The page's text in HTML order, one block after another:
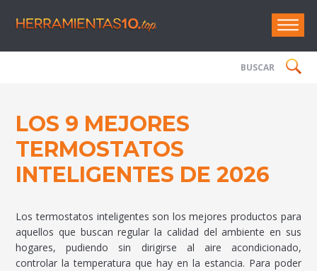
LOS 9 MEJORES
TERMOSTATOS
INTELIGENTES DE 2026
Los termostatos inteligentes son los mejores productos para
aquellos que buscan regular la calidad del ambiente en sus
hogares, pudiendo sin dirigirse al aire acondicionado,
controlar la temperatura que hay en la estancia. Para poder